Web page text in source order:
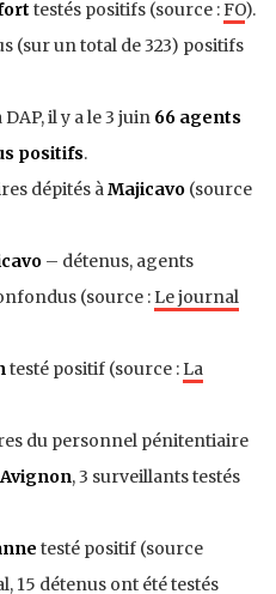
testés positifs (source :FO).
(sur un total de 323) positifs
il y a le 3 juin 66 agents
positifs.
dépités à Majicavo (source
– détenus, agents
(source : Le journal
testé positif (source : La
du personnel pénitentiaire
Avignon, 3 surveillants testés
testé positif (source
15 détenus ont été testés